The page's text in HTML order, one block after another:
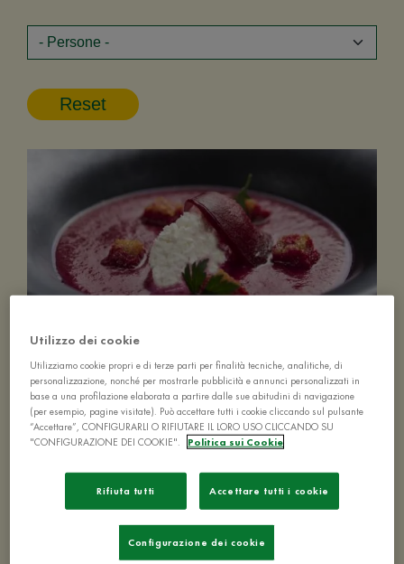
Zuppa di barbabietole
FACILE
Utilizzo dei cookie
Utilizziamo cookie propri e di terze parti per finalità tecniche, analitiche, di
personalizzazione, nonché per mostrarle pubblicità e annunci personalizzati in
base a una profilazione elaborata a partire dalle sue abitudini di navigazione
(per esempio, pagine visitate). Può accettare tutti i cookie cliccando sul pulsante
“Accettare”, CONFIGURARLI O RIFIUTARE IL LORO USO CLICCANDO SU
"CONFIGURAZIONE DEI COOKIE".
Politica sui Cookie
Rifiuta tutti Accettare tutti i cookie
Configurazione dei cookie